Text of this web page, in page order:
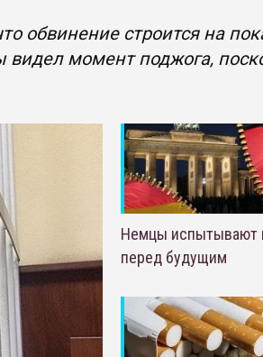
обвинение строится на
видел момент поджога,
Немцы испытывают
перед будущим